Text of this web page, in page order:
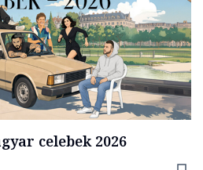
celebek 2026